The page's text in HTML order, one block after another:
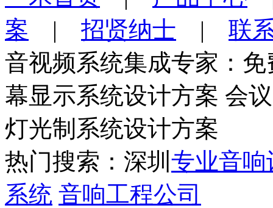
案 | 招贤纳士 | 联
音视频系统集成专家：
幕显示系统设计方案 会
灯光制系统设计方案
热门搜索：深圳 专业音响
系统 音响工程公司